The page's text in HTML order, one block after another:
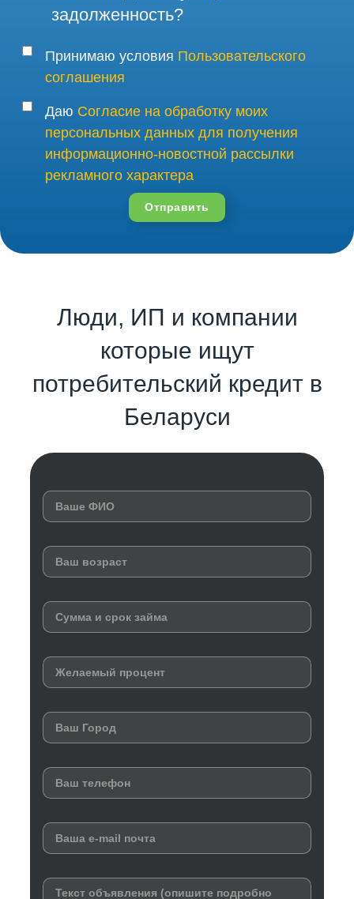
задолженность?
Принимаю условия Пользовательского
соглашения
Даю Согласие на обработку моих
персональных данных для получения
информационно-новостной рассылки
рекламного характера
Отправить
Люди, ИП и компании
которые ищут
потребительский кредит в
Беларуси